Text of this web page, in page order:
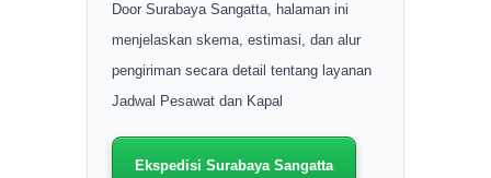
Door Surabaya Sangatta, halaman ini
menjelaskan skema, estimasi, dan alur
pengiriman secara detail tentang layanan
Jadwal Pesawat dan Kapal
Ekspedisi Surabaya Sangatta